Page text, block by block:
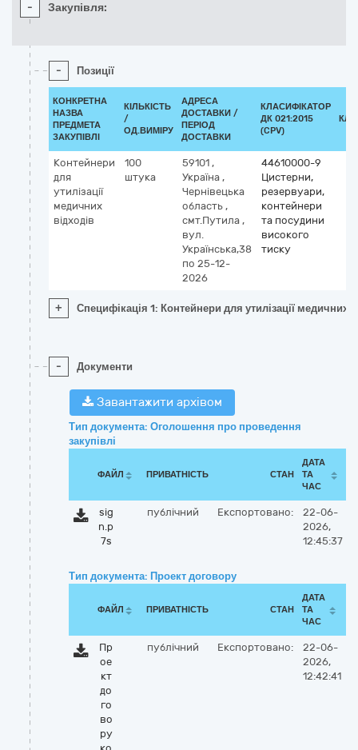
- Закупівля:
- Позиції
КОНКРЕТНА
НАЗВА
ПРЕДМЕТА
ЗАКУПІВЛІ
КІЛЬКІСТЬ
/
ОД.ВИМІРУ
АДРЕСА
ДОСТАВКИ /
ПЕРІОД
ДОСТАВКИ
КЛАСИФІКАТОР
ДК 021:2015
(CPV)
Контейнери
для
утилізації
медичних
відходів
100
штука
59101 ,
Україна ,
Чернівецька
область ,
смт.Путила ,
вул.
Українська,38
по 25-12-
2026
44610000-9
Цистерни,
резервуари,
контейнери
та посудини
високого
тиску
+ Специфікація 1: Контейнери для утилізації медичних
- Документи
Завантажити архівом
Тип документа: Оголошення про проведення
закупівлі
ФАЙЛ ПРИВАТНІСТЬ СТАН
ДАТА
ТА
ЧАС
sig
n.p
7s
публічний Експортовано:
22-06-
2026,
12:45:37
Тип документа: Проект договору
ФАЙЛ ПРИВАТНІСТЬ СТАН
ДАТА
ТА
ЧАС
Пр
ое
кт
до
го
во
ру
публічний Експортовано:
22-06-
2026,
12:42:41